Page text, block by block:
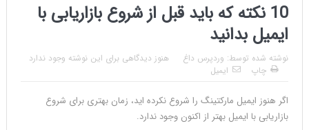
10 نکته که باید قبل از شروع بازاریابی با
ایمیل بدانید
نوشته شده توسط: وردپرس داغ
هنوز دیدگاهی برای این نوشته وجود ندارد
چاپ
ایمیل
اگر هنوز ایمیل مارکتینگ را شروع نکرده اید، زمان بهتری برای شروع
بازاریابی با ایمیل بهتر از اکنون وجود ندارد.